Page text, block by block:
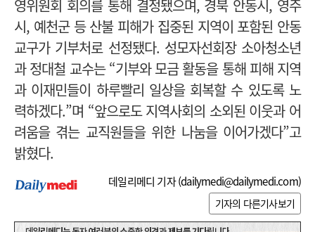
영위원회 회의를 통해 결정됐으며, 경북 안동시, 영주
시, 예천군 등 산불 피해가 집중된 지역이 포함된 안동
교구가 기부처로 선정됐다. 성모자선회장 소아청소년
과 정대철 교수는 “기부와 모금 활동을 통해 피해 지역
과 이재민들이 하루빨리 일상을 회복할 수 있도록 노
력하겠다.”며 “앞으로도 지역사회의 소외된 이웃과 어
려움을 겪는 교직원들을 위한 나눔을 이어가겠다”고
밝혔다.
데일리메디 기자 (dailymedi@dailymedi.com)
기자의 다른기사보기